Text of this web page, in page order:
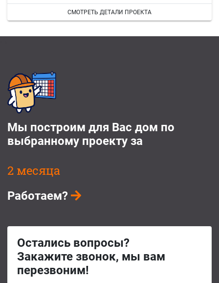
СМОТРЕТЬ ДЕТАЛИ ПРОЕКТА
Мы построим для Вас дом по
выбранному проекту за
2 месяца
Работаем?
Остались вопросы?
Закажите звонок, мы вам
перезвоним!